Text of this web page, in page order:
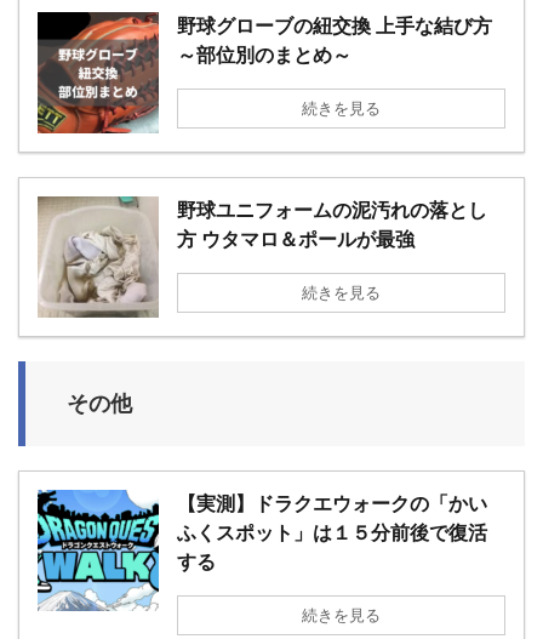
野球グローブの紐交換 上手な結び方
～部位別のまとめ～
続きを見る
野球ユニフォームの泥汚れの落とし
方 ウタマロ＆ポールが最強
続きを見る
その他
【実測】ドラクエウォークの「かい
ふくスポット」は１５分前後で復活
する
続きを見る